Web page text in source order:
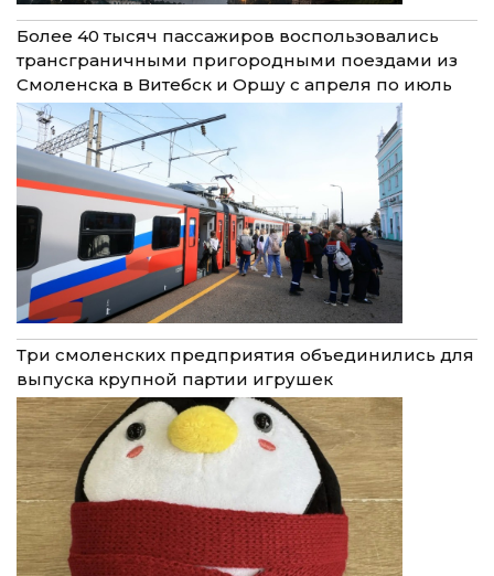
Более 40 тысяч пассажиров воспользовались
трансграничными пригородными поездами из
Смоленска в Витебск и Оршу с апреля по июль
Три смоленских предприятия объединились для
выпуска крупной партии игрушек